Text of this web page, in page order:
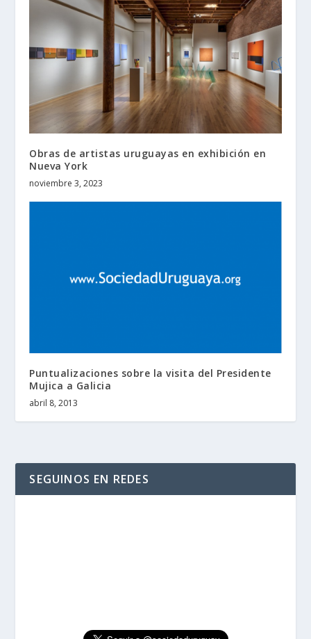
Obras de artistas uruguayas en exhibición en
Nueva York
noviembre 3, 2023
Puntualizaciones sobre la visita del Presidente
Mujica a Galicia
abril 8, 2013
SEGUINOS EN REDES